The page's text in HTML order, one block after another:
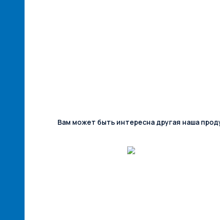
Вам может быть интересна другая наша